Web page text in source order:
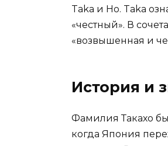
Taka и Ho. Taka
«честный». В
«возвышенная и
История и
Фамилия Такахо
когда Япония